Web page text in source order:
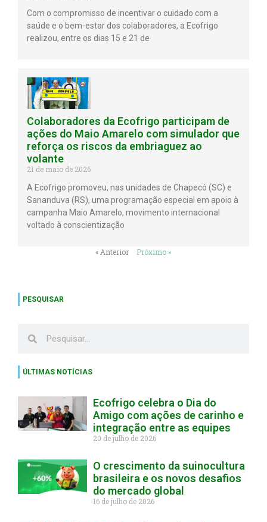
Com o compromisso de incentivar o cuidado com a
saúde e o bem-estar dos colaboradores, a Ecofrigo
realizou, entre os dias 15 e 21 de
Colaboradores da Ecofrigo participam de
ações do Maio Amarelo com simulador que
reforça os riscos da embriaguez ao
volante
21 de maio de 2026
A Ecofrigo promoveu, nas unidades de Chapecó (SC) e
Sananduva (RS), uma programação especial em apoio à
campanha Maio Amarelo, movimento internacional
voltado à conscientização
« Anterior Próximo »
PESQUISAR
ÚLTIMAS NOTÍCIAS
Ecofrigo celebra o Dia do
Amigo com ações de carinho e
integração entre as equipes
20 de julho de 2026
O crescimento da suinocultura
brasileira e os novos desafios
do mercado global
16 de julho de 2026